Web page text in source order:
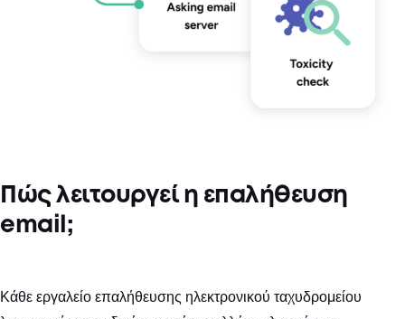
Πώς λειτουργεί η επαλήθευση
email;
Κάθε εργαλείο επαλήθευσης ηλεκτρονικού ταχυδρομείου